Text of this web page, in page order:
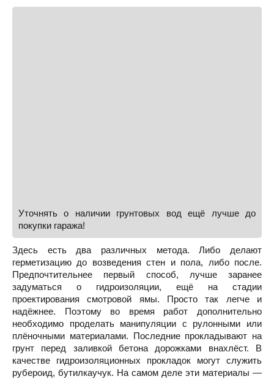
Уточнять о наличии грунтовых вод ещё лучше до
покупки гаража!
Здесь есть два различных метода. Либо делают
герметизацию до возведения стен и пола, либо после.
Предпочтительнее первый способ, лучше заранее
задуматься о гидроизоляции, ещё на стадии
проектирования смотровой ямы. Просто так легче и
надёжнее. Поэтому во время работ дополнительно
необходимо проделать манипуляции с рулонными или
плёночными материалами. Последние прокладывают на
грунт перед заливкой бетона дорожками внахлёст. В
качестве гидроизоляционных прокладок могут служить
рубероид, бутилкаучук. На самом деле эти материалы —